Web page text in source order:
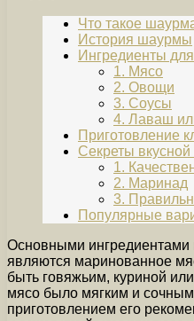
Что такое
История шаурмы
Ингредиенты
1. Мясо
2. Овощи
3. Соусы
4. Лаваш
Приготовление
Секреты
1.
2. Маринад
3.
Популярные
Основными ингредиентами
являются маринованное
быть говяжьим, куриной
мясо было мягким и
приготовлением его